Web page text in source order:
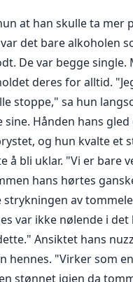
at han skulle ta mer
det bare alkoholen
De var begge single.
deres for alltid.
stoppe," sa hun
Hånden hans gled
og hun kvalte et
å bli uklar. "Vi er bare
hans hørtes
strykningen av
var ikke nølende i det
Ansiktet hans
hennes. "Virker som
stønnet igjen da